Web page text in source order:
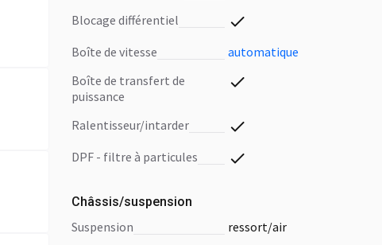
blocage différentiel
boîte de vitesse
automatique
boîte de transfert de
puissance
ralentisseur/intarder
DPF - filtre à particules
Châssis/suspension
suspension
ressort/air